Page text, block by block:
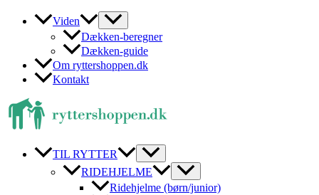
Viden
Dækken-beregner
Dækken-guide
Om ryttershoppen.dk
Kontakt
TIL RYTTER
RIDEHJELME
Ridehjelme (børn/junior)